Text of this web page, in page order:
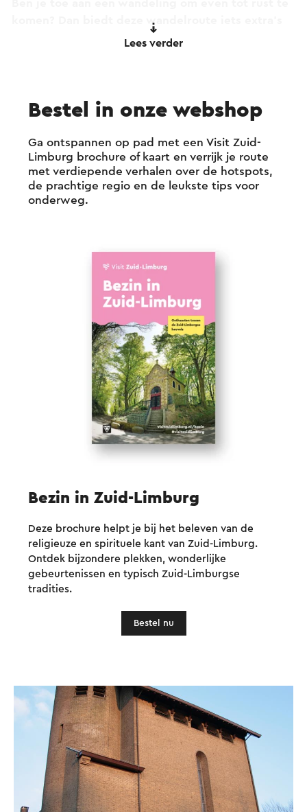
komen? Dan biedt deze wandelroute iets extra’s
voor jou! Deze route is namelijk ook een van de 11
pelgrimservaringen met spreuken en opdrachten
speciaal gericht op bezinning en bewustwording.
Wil je meer weten hierover?Klik dan hier naar de
speciale camini-pagina van deze route.
Lees verder
Bestel in onze webshop
Ga ontspannen op pad met een Visit Zuid-
Limburg brochure of kaart en verrijk je route
met verdiepende verhalen over de hotspots,
de prachtige regio en de leukste tips voor
onderweg.
Bezin in Zuid-Limburg
Deze brochure helpt je bij het beleven van de
religieuze en spirituele kant van Zuid-Limburg.
Ontdek bijzondere plekken, wonderlijke
gebeurtenissen en typisch Zuid-Limburgse
tradities.
Bestel nu